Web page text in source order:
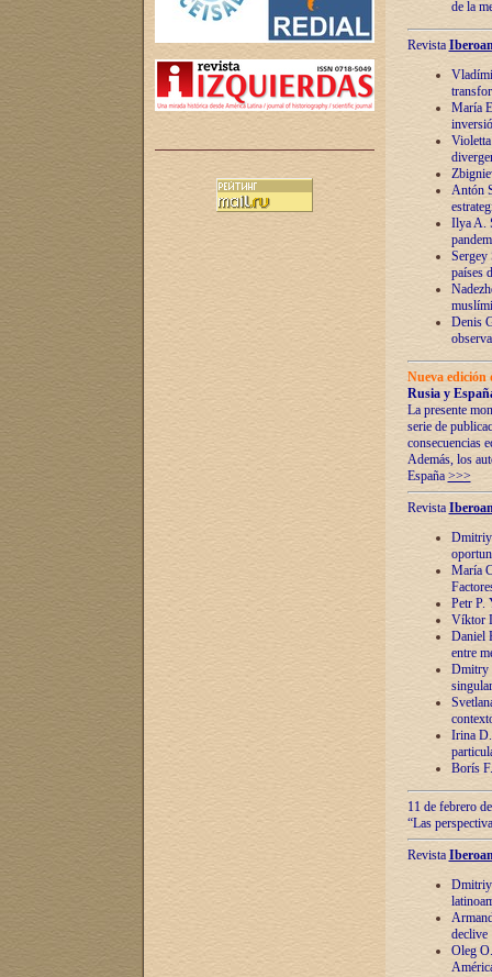
de la
Revista
María
Antón
Ilya A.
Sergey
países
Denis
Nueva
Rusia y
La presente
serie de
consecuencias
Además, los
España >>>
Revista
Dmitriy
María
Petr P.
Víktor
Daniel
entre
Dmitry
Irina
Borís
11 de febrero
“Las
Revista
Dmitriy
declive
Oleg